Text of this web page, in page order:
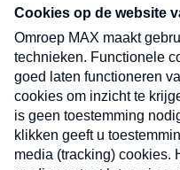
nieuwsbrief. Elke
uw mailbox.